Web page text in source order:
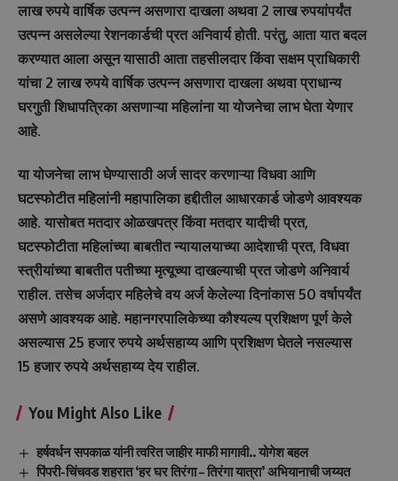
लाख रुपये वार्षिक उत्पन्न असणारा दाखला अथवा 2 लाख रुपयांपर्यंत
उत्पन्न असलेल्या रेशनकार्डची प्रत अनिवार्य होती. परंतु, आता यात बदल
करण्यात आला असून यासाठी आता तहसीलदार किंवा सक्षम प्राधिकारी
यांचा 2 लाख रुपये वार्षिक उत्पन्न असणारा दाखला अथवा प्राधान्य
घरगुती शिधापत्रिका असणाऱ्या महिलांना या योजनेचा लाभ घेता येणार
आहे.
या योजनेचा लाभ घेण्यासाठी अर्ज सादर करणाऱ्या विधवा आणि
घटस्फोटीत महिलांनी महापालिका हद्दीतील आधारकार्ड जोडणे आवश्यक
आहे. यासोबत मतदार ओळखपत्र किंवा मतदार यादीची प्रत,
घटस्फोटीता महिलांच्या बाबतीत न्यायालयाच्या आदेशाची प्रत, विधवा
स्त्रीयांच्या बाबतीत पतीच्या मृत्यूच्या दाखल्याची प्रत जोडणे अनिवार्य
राहील. तसेच अर्जदार महिलेचे वय अर्ज केलेल्या दिनांकास 50 वर्षापर्यंत
असणे आवश्यक आहे. महानगरपालिकेच्या कौश्यल्य प्रशिक्षण पूर्ण केले
असल्यास 25 हजार रुपये अर्थसहाय्य आणि प्रशिक्षण घेतले नसल्यास
15 हजार रुपये अर्थसहाय्य देय राहील.
You Might Also Like
हर्षवर्धन सपकाळ यांनी त्वरित जाहीर माफी मागावी.. योगेश बहल
पिंपरी-चिंचवड शहरात ‘हर घर तिरंगा – तिरंगा यात्रा’ अभियानाची जय्यत